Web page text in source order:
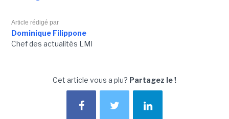
Article rédigé par
Dominique Filippone
Chef des actualités LMI
Cet article vous a plu? Partagez le !